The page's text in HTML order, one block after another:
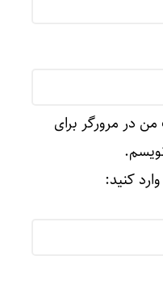
در مرورگر برای
کنید: